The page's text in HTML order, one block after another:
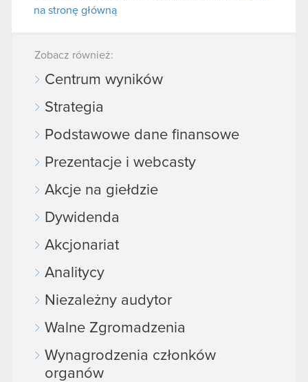
na stronę główną
Zobacz również:
Centrum wyników
Strategia
Podstawowe dane finansowe
Prezentacje i webcasty
Akcje na giełdzie
Dywidenda
Akcjonariat
Analitycy
Niezależny audytor
Walne Zgromadzenia
Wynagrodzenia członków
organów